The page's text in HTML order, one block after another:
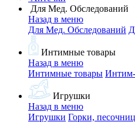
Для Мед. Обследований
Назад в меню
Для Мед. Обследований
Интимные товары
Назад в меню
Интимные товары
Игрушки
Назад в меню
Игрушки Горки,